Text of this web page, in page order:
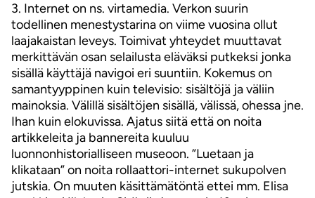
3. Internet on ns. virtamedia. Verkon suurin
todellinen menestystarina on viime vuosina ollut
laajakaistan leveys. Toimivat yhteydet muuttavat
merkittävän osan selailusta eläväksi putkeksi jonka
sisällä käyttäjä navigoi eri suuntiin. Kokemus on
samantyyppinen kuin televisio: sisältöjä ja väliin
mainoksia. Välillä sisältöjen sisällä, välissä, ohessa jne.
Ihan kuin elokuvissa. Ajatus siitä että on noita
artikkeleita ja bannereita kuuluu
luonnonhistorialliseen museoon. ”Luetaan ja
klikataan” on noita rollaattori-internet sukupolven
jutskia. On muuten käsittämätöntä ettei mm. Elisa